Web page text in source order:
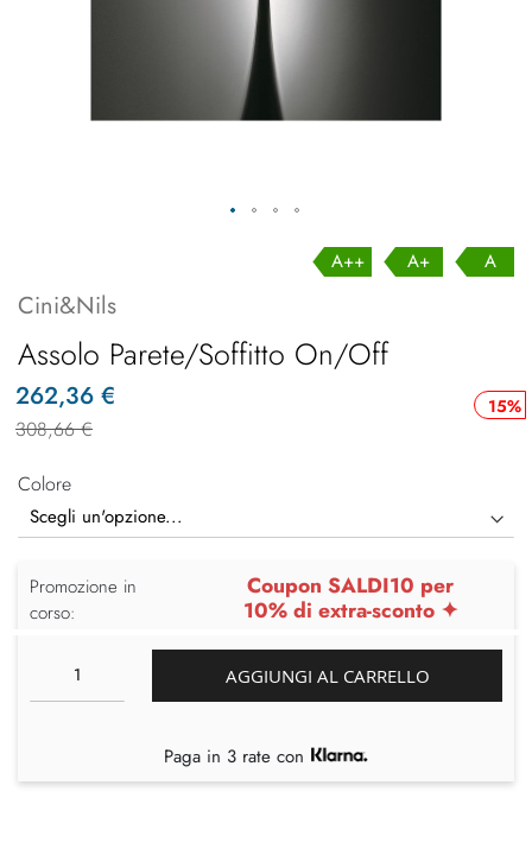
A++ A+ A
Cini&Nils
Assolo Parete/Soffitto On/Off
15%
262,36 €
308,66 €
Colore
Promozione in
corso:
Coupon SALDI10 per
10% di extra-sconto ✦
AGGIUNGI AL CARRELLO
Paga in 3 rate con